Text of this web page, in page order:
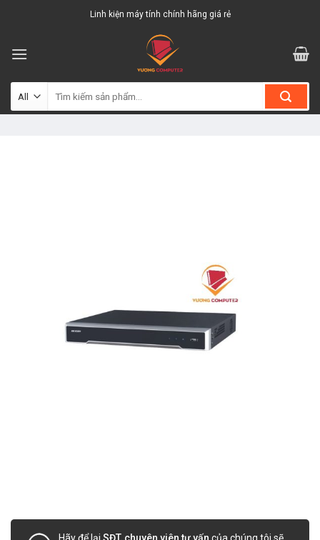
Linh kiện máy tính chính hãng giá rẻ
kiếm: